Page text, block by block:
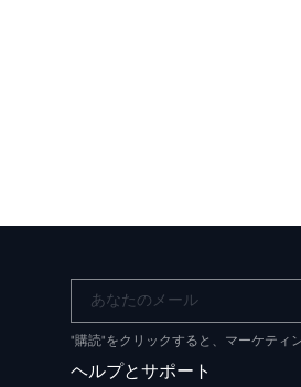
あなたのメール
"購読"をクリックすると、マーケティ
ヘルプとサポート